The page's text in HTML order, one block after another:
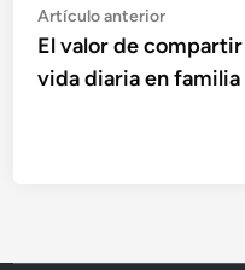
Navegación
de
entradas
Artículo anteriorArtículo
anterior:
El valor de compartir
vida diaria en familia